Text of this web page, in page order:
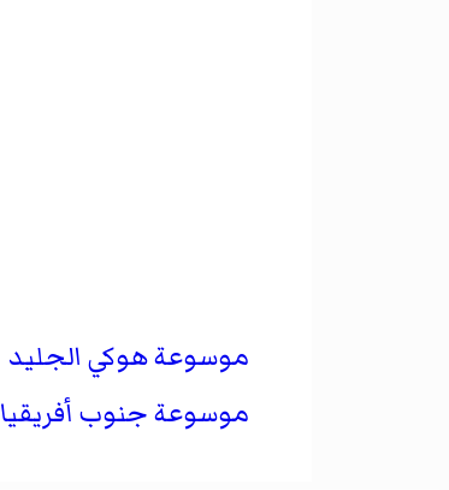
موسوعة هوكي الجليد
موسوعة جنوب أفريقيا